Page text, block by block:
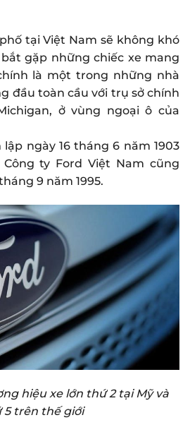
tại Việt Nam sẽ không khó
gặp những chiếc xe mang
là một trong những nhà
đầu toàn cầu với trụ sở chính
ở vùng ngoại ô của
ngày 16 tháng 6 năm 1903
Công ty Ford Việt Nam cũng
9 năm 1995.
hiệu xe lớn thứ 2 tại Mỹ và
5 trên thế giới